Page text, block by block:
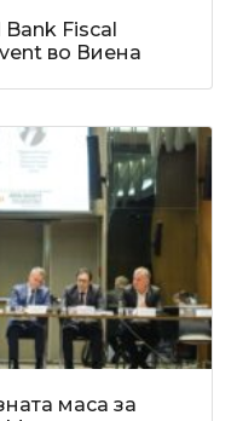
Fiscal
во Виена
маса за